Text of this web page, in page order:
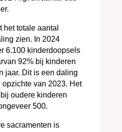
het totale aantal
zien. In 2024
6.100 kinderdoopsels
92% bij kinderen
jaar. Dit is een daling
opzichte van 2023. Het
oudere kinderen
500.
sacramenten is